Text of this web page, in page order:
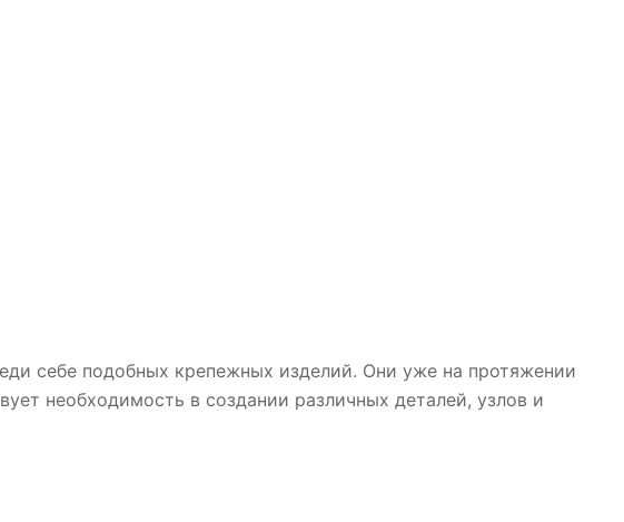
себе подобных крепежных изделий. Они уже на протяжении
необходимость в создании различных деталей, узлов и